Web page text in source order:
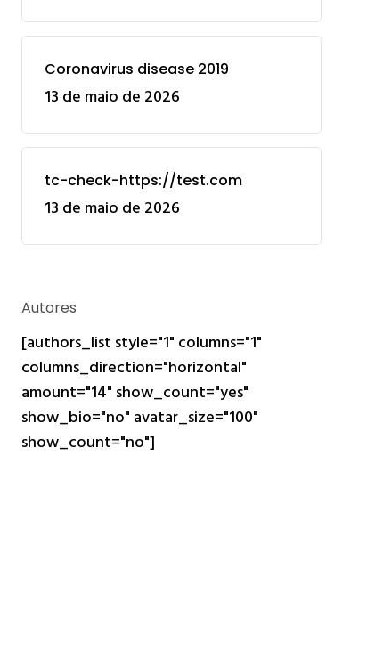
Coronavirus disease 2019
13 de maio de 2026
tc-check-https://test.com
13 de maio de 2026
Autores
[authors_list style="1" columns="1"
columns_direction="horizontal"
amount="14" show_count="yes"
show_bio="no" avatar_size="100"
show_count="no"]